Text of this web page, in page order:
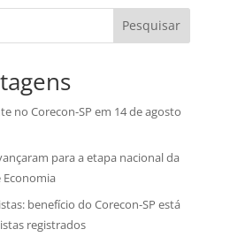
Pesquisar
no Corecon-SP em 14 de agosto
para a etapa nacional da
Economia
benefício do Corecon-SP está
registrados